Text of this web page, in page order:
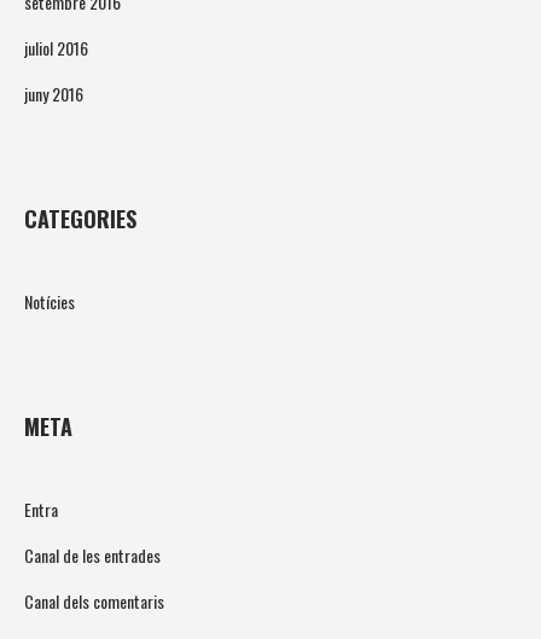
juliol 2016
juny 2016
CATEGORIES
Notícies
META
Entra
Canal de les entrades
Canal dels comentaris